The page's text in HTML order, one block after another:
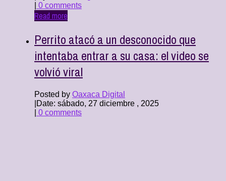
0 comments
Read more
Perrito atacó a un desconocido que
intentaba entrar a su casa: el video se
volvió viral
Posted by Oaxaca Digital
Date: sábado, 27 diciembre , 2025
0 comments